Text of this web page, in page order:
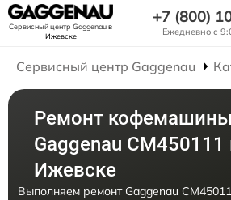
Сервисный центр Gaggenauв
Ижевске
+7 (800)
Ежедневно с
Сервисный центр Gaggenau
Ремонт кофемашины
Gaggenau CM450111
Ижевске
Выполняем ремонт Gaggenau